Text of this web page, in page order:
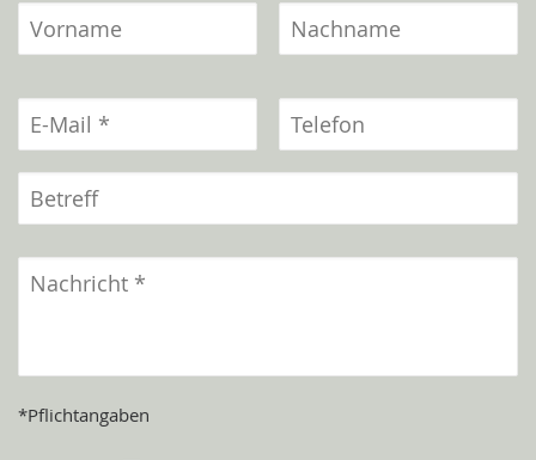
*Pflichtangaben